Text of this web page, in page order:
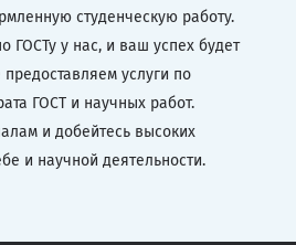
студенческую работу.
ГОСТу у нас, и ваш успех будет
услуги по
ГОСТ и научных работ.
и добейтесь высоких
и научной деятельности.